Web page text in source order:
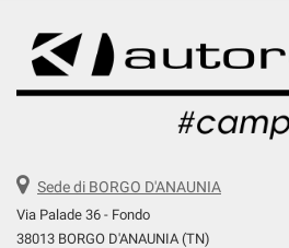
Sede di BORGO D'ANAUNIA
Via Palade 36 - Fondo
38013 BORGO D'ANAUNIA (TN)